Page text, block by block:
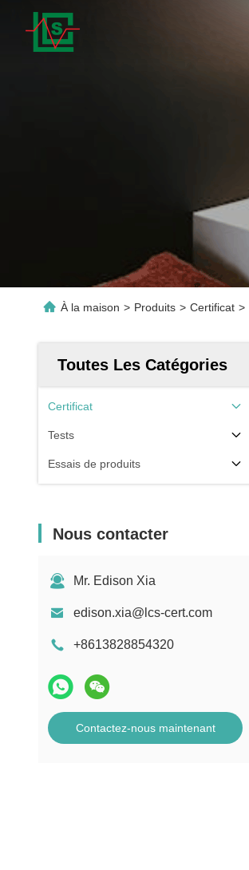
À la maison > Produits > Certificat >
Toutes Les Catégories
Certificat
Tests
Essais de produits
Nous contacter
Mr. Edison Xia
edison.xia@lcs-cert.com
+8613828854320
Contactez-nous maintenant